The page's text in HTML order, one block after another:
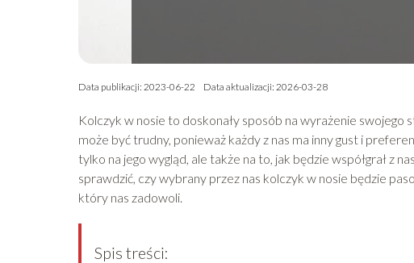
Data publikacji: 2023-06-22 Data aktualizacji: 2026-03-28
Kolczyk w nosie to doskonały sposób na wyrażenie
może być trudny, ponieważ każdy z nas ma inny gust i
tylko na jego wygląd, ale także na to, jak będzie współgrał z
sprawdzić, czy wybrany przez nas kolczyk w nosie będzie
który nas zadowoli.
Spis treści: